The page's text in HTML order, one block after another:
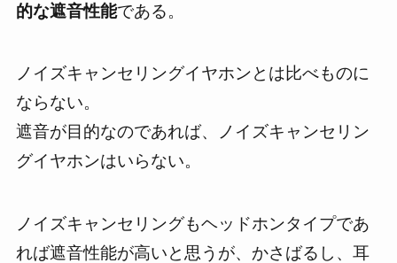
的な遮音性能である。
ノイズキャンセリングイヤホンとは比べものに
ならない。
遮音が目的なのであれば、ノイズキャンセリン
グイヤホンはいらない。
ノイズキャンセリングもヘッドホンタイプであ
れば遮音性能が高いと思うが、かさばるし、耳